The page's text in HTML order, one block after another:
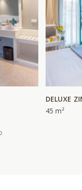
DELUXE
45 m²